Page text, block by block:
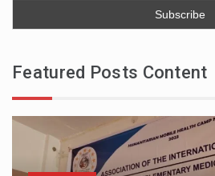
Featured Posts Content